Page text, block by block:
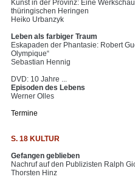
Kunst in der Provinz: Eine
thüringischen Heringen
Heiko Urbanzyk
Leben als farbiger Traum
Eskapaden der Phantasie: Robert
Olympique“
Sebastian Hennig
DVD: 10 Jahre ...
Episoden des Lebens
Werner Olles
Termine
S. 18 KULTUR
Gefangen geblieben
Nachruf auf den Publizisten Ralph
Thorsten Hinz